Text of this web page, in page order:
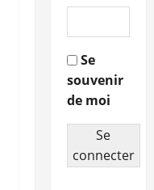
Se
souvenir
de moi
Se
connecter